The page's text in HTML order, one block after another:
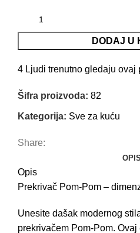
DODAJ U
4 Ljudi trenutno gledaju ovaj
Šifra proizvoda: 82
Kategorija: Sve za kuću
Share:
OPIS
Opis
Prekrivač Pom-Pom –
Unesite dašak modernog
prekrivačem Pom-Pom.